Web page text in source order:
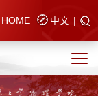
HOME 中文 |